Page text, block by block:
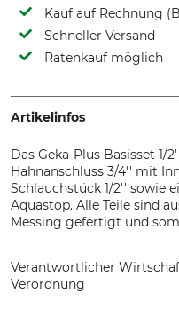
Kauf auf Rechnung
Schneller Versand
Ratenkauf möglich
Artikelinfos
Das Geka-Plus Basisset 1/
Hahnanschluss 3/4'' mit
Schlauchstück 1/2'' sowie
Aquastop. Alle Teile sind
Messing gefertigt und
Verantwortlicher
Verordnung